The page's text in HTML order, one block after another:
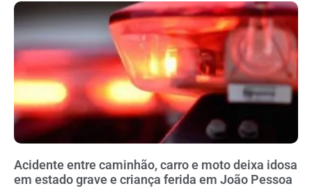
Acidente entre caminhão, carro e moto deixa idosa
em estado grave e criança ferida em João Pessoa